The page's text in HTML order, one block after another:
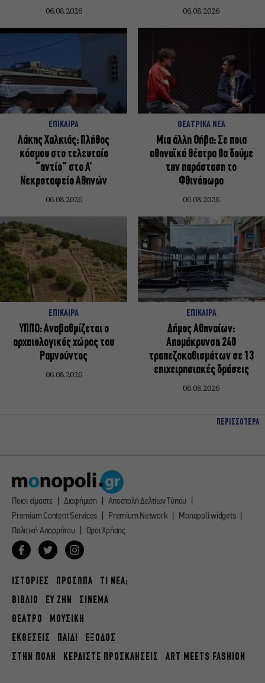
06.08.2026 06.08.2026
ΕΠΙΚΑΙΡΑ
Λάκης Χαλκιάς: Πλήθος
κόσμου στο τελευταίο
“αντίο” στο Α’
Νεκροταφείο Αθηνών
06.08.2026
ΘΕΑΤΡΙΚΑ ΝΕΑ
Μια άλλη Θήβα: Σε ποια
αθηναϊκά θέατρα θα δούμε
την παράσταση το
Φθινόπωρο
06.08.2026
ΕΠΙΚΑΙΡΑ
ΥΠΠΟ: Αναβαθμίζεται ο
αρχαιολογικός χώρος του
Ραμνούντος
06.08.2026
ΕΠΙΚΑΙΡΑ
Δήμος Αθηναίων:
Απομάκρυνση 240
τραπεζοκαθισμάτων σε 13
επιχειρησιακές δράσεις
06.08.2026
ΠΕΡΙΣΣΟΤΕΡΑ
Ποιοι είμαστε Διαφήμιση
Αποστολή Δελτίων Τύπου
Premium Content Services
Premium Network
Monopoli widgets
Πολιτική Απορρήτου
Οροι Χρήσης
ΙΣΤΟΡΙΕΣ ΠΡΟΣΩΠΑ
ΤΙ ΝΕΑ;
ΒΙΒΛΙΟ
ΕΥ ΖΗΝ
ΣΙΝΕΜΑ
ΘΕΑΤΡΟ
ΜΟΥΣΙΚΗ
ΕΚΘΕΣΕΙΣ
ΠΑΙΔΙ
ΕΞΟΔΟΣ
ΣΤΗΝ ΠΟΛΗ
ΚΕΡΔΙΣΤΕ ΠΡΟΣΚΛΗΣΕΙΣ ART MEETS FASHION